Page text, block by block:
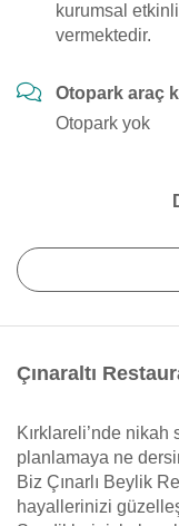
kurumsal
vermektedir.
Otopark araç
Otopark yok
Çınaraltı
Kırklareli’nde
planlamaya ne
Biz Çınarlı Beylik
hayallerinizi